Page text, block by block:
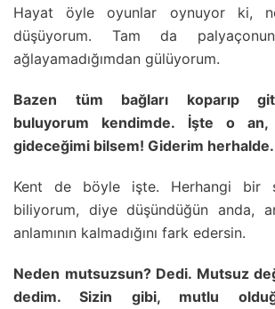
Hayat öyle oyunlar oynuyor ki,
düşüyorum. Tam da
ağlayamadığımdan gülüyorum.
Bazen tüm bağları koparıp
buluyorum kendimde. İşte o
gideceğimi bilsem! Giderim herhalde.
Kent de böyle işte. Herhangi bir
biliyorum, diye düşündüğün anda,
anlamının kalmadığını fark edersin.
Neden mutsuzsun? Dedi. Mutsuz
dedim. Sizin gibi, mutlu